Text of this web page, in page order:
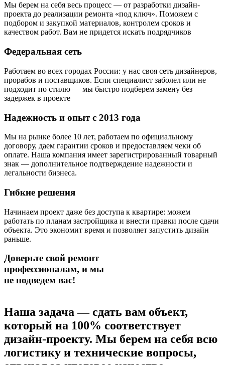
Мы берем на себя весь процесс — от разработки дизайн-
проекта до реализации ремонта «под ключ». Поможем с
подбором и закупкой материалов, контролем сроков и
качеством работ. Вам не придется искать подрядчиков
Федеральная сеть
Работаем во всех городах России: у нас своя сеть дизайнеров,
прорабов и поставщиков. Если специалист заболел или не
подходит по стилю — мы быстро подберем замену без
задержек в проекте
Надежность и опыт с 2013 года
Мы на рынке более 10 лет, работаем по официальному
договору, даем гарантии сроков и предоставляем чеки об
оплате. Наша компания имеет зарегистрированный товарный
знак — дополнительное подтверждение надежности и
легальности бизнеса.
Гибкие решения
Начинаем проект даже без доступа к квартире: можем
работать по планам застройщика и внести правки после сдачи
объекта. Это экономит время и позволяет запустить дизайн
раньше.
Доверьте свой ремонт
профессионалам, и мы
не подведем вас!
Наша задача — сдать вам объект,
который на 100% соответствует
дизайн-проекту. Мы берем на себя всю
логистику и технические вопросы,